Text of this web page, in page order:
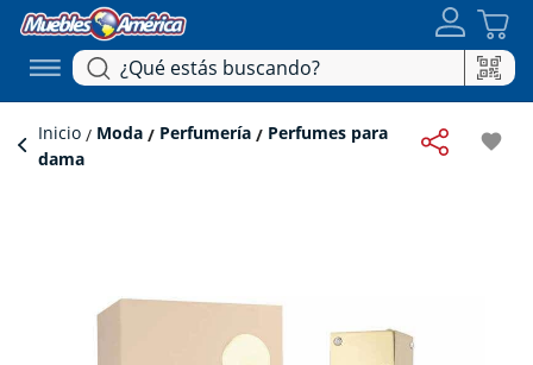
Inicio Moda Perfumería Perfumes para
dama
favorite